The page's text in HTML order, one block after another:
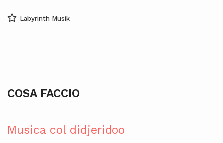
Labyrinth Musik
COSA FACCIO
Musica col didjeridoo